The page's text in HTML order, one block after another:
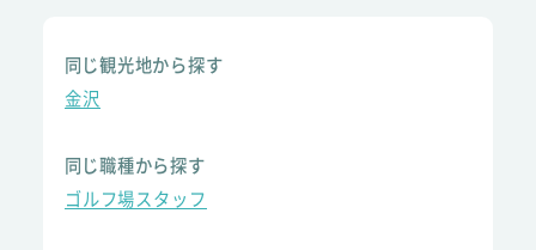
同じ観光地から探す
金沢
同じ職種から探す
ゴルフ場スタッフ